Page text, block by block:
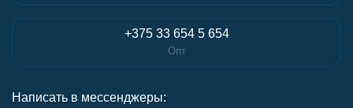
+375 33 654 5 654
Опт
Написать в мессенджеры: